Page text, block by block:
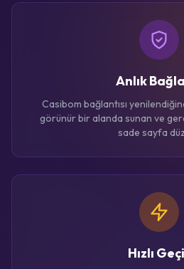
Anlık
Casibom bağlantısı
görünür bir alanda sunan ve
sade sayfa
Hızlı